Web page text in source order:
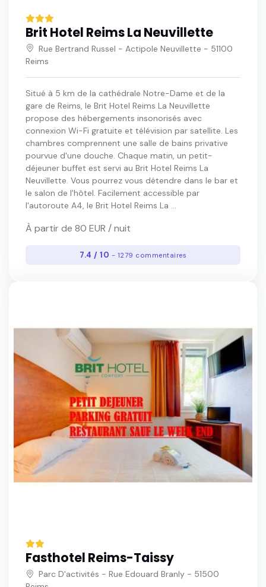
Brit Hotel Reims La Neuvillette
Rue Bertrand Russel - Actipole Neuvillette - 51100
Reims
Situé à 5 km de la cathédrale Notre-Dame et de la
gare de Reims, le Brit Hotel Reims La Neuvillette
propose des hébergements insonorisés avec
connexion Wi-Fi gratuite et télévision par satellite. Les
chambres comprennent une salle de bains privative
pourvue d'une douche. Chaque matin, un petit-
déjeuner buffet est servi au Brit Hotel Reims La
Neuvillette. Vous pourrez vous détendre dans le bar et
le salon de l'hôtel. Facilement accessible par
l'autoroute A4, le Brit Hotel Reims La ...
À partir de 80 EUR / nuit
7.4 / 10 - 1279 commentaires
Fasthotel Reims-Taissy
Parc D'activités - Rue Edouard Branly - 51500